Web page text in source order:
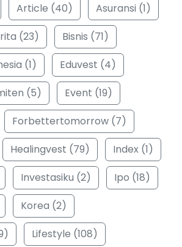
Article (40)
Asuransi (1)
(23)
Bisnis (71)
(1)
Eduvest (4)
(5)
Event (19)
Forbettertomorrow (7)
Healingvest (79)
Index (1)
Investasiku (2)
Ipo (18)
Korea (2)
Lifestyle (108)